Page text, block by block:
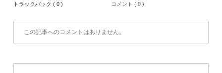
トラックバック ( 0 ) コメント ( 0 )
この記事へのコメントはありません。